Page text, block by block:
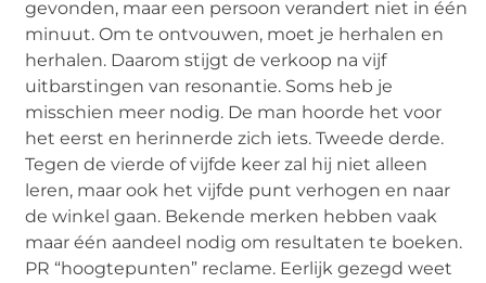
gevonden, maar een persoon verandert niet in één
minuut. Om te ontvouwen, moet je herhalen en
herhalen. Daarom stijgt de verkoop na vijf
uitbarstingen van resonantie. Soms heb je
misschien meer nodig. De man hoorde het voor
het eerst en herinnerde zich iets. Tweede derde.
Tegen de vierde of vijfde keer zal hij niet alleen
leren, maar ook het vijfde punt verhogen en naar
de winkel gaan. Bekende merken hebben vaak
maar één aandeel nodig om resultaten te boeken.
PR “hoogtepunten” reclame. Eerlijk gezegd weet